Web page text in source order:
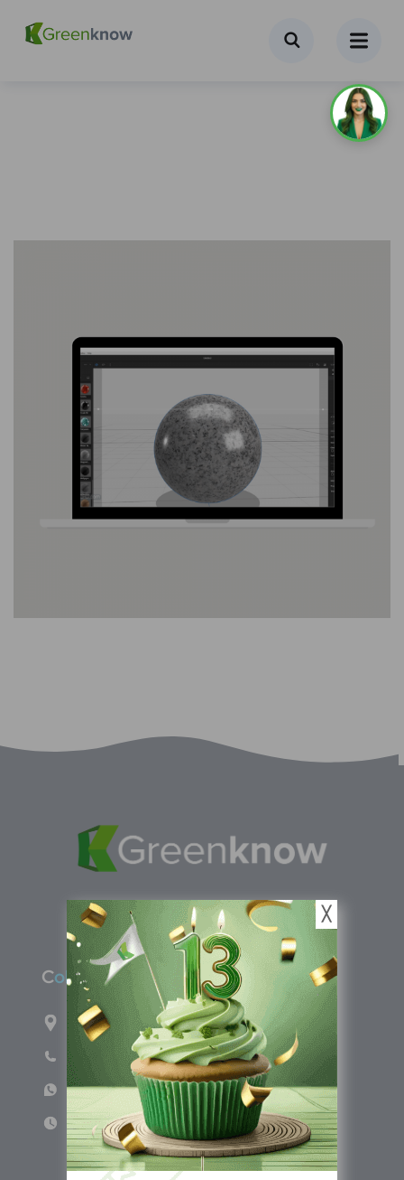
Colombia
Carrera 71G #117-67 INT 3 OFI 701
Teléfono: (601) 522 3869
WhatsApp: +57 317 4651554
Lun - Vie 8:00am - 5:00pm
╳